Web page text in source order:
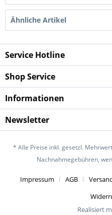
Ähnliche Artikel
Service Hotline
Shop Service
Informationen
Newsletter
* Alle Preise inkl. gesetzl.
Nachnahmegebühren,
Impressum AGB
Realisiert